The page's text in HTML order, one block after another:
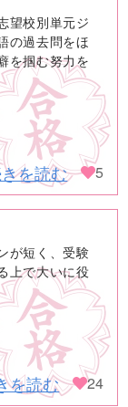
望校別単元ジ
の過去問をほ
を掴む努力を
を読む 5
が短く、受験
上で大いに役
を読む 24